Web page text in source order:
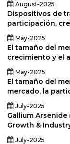
August-2025
Dispositivos de
participación,
May-2025
El tamaño del
crecimiento y el
May-2025
El tamaño del
mercado, la
July-2025
Gallium Arsenide
Growth &
July-2025